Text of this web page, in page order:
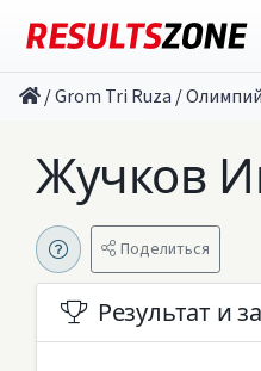
/Grom Tri Ruza /
Жучков
Поделиться
Результат и